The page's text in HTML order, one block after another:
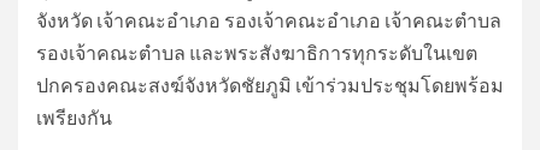
จังหวัด เจ้าคณะอำเภอ รองเจ้าคณะอำเภอ เจ้าคณะตำบล
รองเจ้าคณะตำบล และพระสังฆาธิการทุกระดับในเขต
ปกครองคณะสงฆ์จังหวัดชัยภูมิ เข้าร่วมประชุมโดยพร้อม
เพรียงกัน